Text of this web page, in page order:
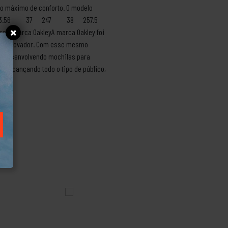
de conforto. O modelo
36 23.56 37 247 38 257.5
OakleyA marca Oakley foi
inovador. Com esse mesmo
mochilas para
alcançando todo o tipo de público,